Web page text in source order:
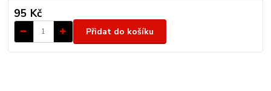
95 Kč
Přidat do košíku